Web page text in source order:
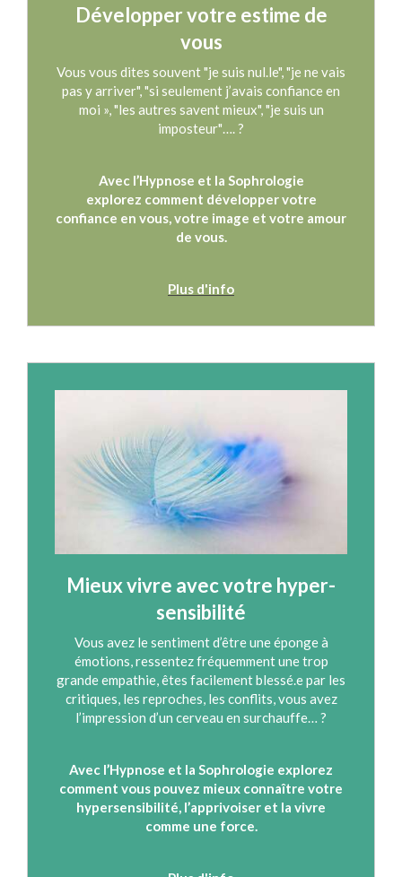
Développer votre estime de
vous
Vous vous dites souvent "je suis nul.le", "je ne vais
pas y arriver", "si seulement j’avais confiance en
moi », "les autres savent mieux", "je suis un
imposteur"…. ?
Avec l’Hypnose et la Sophrologie
explorez comment développer votre
confiance en vous, votre image et votre amour
de vous.
Plus d'info
Mieux vivre avec votre hyper-
sensibilité
Vous avez le sentiment d’être une éponge à
émotions, ressentez fréquemment une trop
grande empathie, êtes facilement blessé.e par les
critiques, les reproches, les conflits, vous avez
l’impression d’un cerveau en surchauffe… ?
Avec l’Hypnose et la Sophrologie explorez
comment vous pouvez mieux connaître votre
hypersensibilité, l’apprivoiser et la vivre
comme une force.